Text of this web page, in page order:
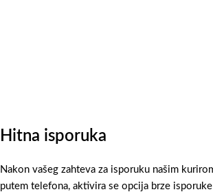
Hitna isporuka
Nakon vašeg zahteva za isporuku našim
putem telefona, aktivira se opcija brze